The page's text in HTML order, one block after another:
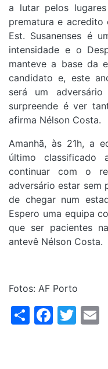
a lutar pelos
prematura e
Est. Susanenses é
intensidade e o
manteve a base da
candidato e, este
será um
surpreende é ver
afirma Nélson Costa.
Amanhã, às 21h, a
último classificado
continuar com o
adversário estar sem
de chegar num
Espero uma equipa
que ser pacientes
antevê Nélson Costa.
Fotos: AF Porto
Share